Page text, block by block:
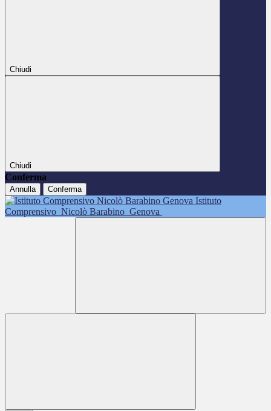
Chiudi
Chiudi
Conferma
Annulla Conferma
Istituto
Comprensivo Nicolò Barabino Genova